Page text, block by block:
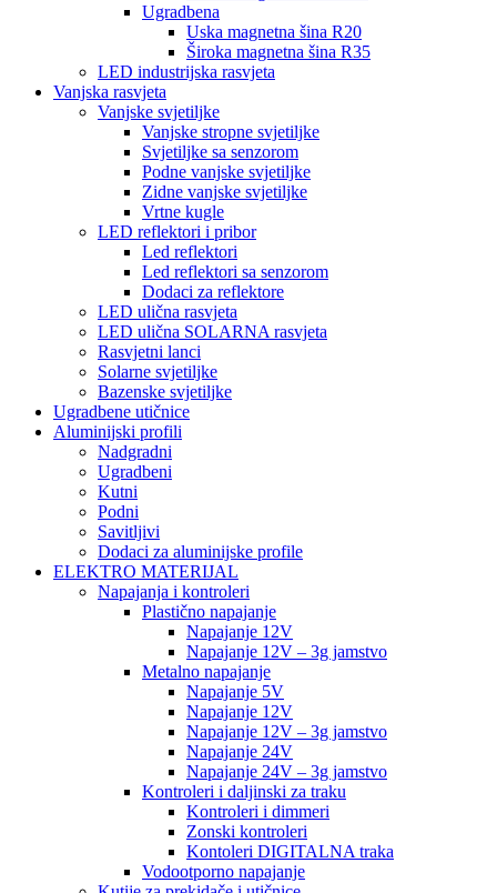
Ugradbena
Uska magnetna šina R20
Široka magnetna šina R35
LED industrijska rasvjeta
Vanjska rasvjeta
Vanjske svjetiljke
Vanjske stropne svjetiljke
Svjetiljke sa senzorom
Podne vanjske svjetiljke
Zidne vanjske svjetiljke
Vrtne kugle
LED reflektori i pribor
Led reflektori
Led reflektori sa senzorom
Dodaci za reflektore
LED ulična rasvjeta
LED ulična SOLARNA rasvjeta
Rasvjetni lanci
Solarne svjetiljke
Bazenske svjetiljke
Ugradbene utičnice
Aluminijski profili
Nadgradni
Ugradbeni
Kutni
Podni
Savitljivi
Dodaci za aluminijske profile
ELEKTRO MATERIJAL
Napajanja i kontroleri
Plastično napajanje
Napajanje 12V
Napajanje 12V – 3g jamstvo
Metalno napajanje
Napajanje 5V
Napajanje 12V
Napajanje 12V – 3g jamstvo
Napajanje 24V
Napajanje 24V – 3g jamstvo
Kontroleri i daljinski za traku
Kontroleri i dimmeri
Zonski kontroleri
Kontoleri DIGITALNA traka
Vodootporno napajanje